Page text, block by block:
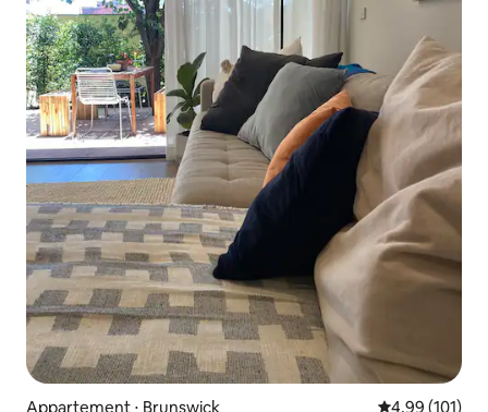
Appartement ⋅ Brunswick Évaluation
4,99 (101)